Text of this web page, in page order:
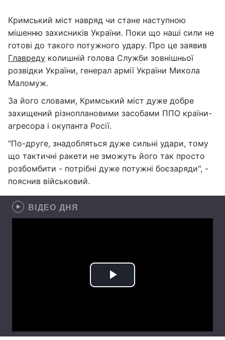
Кримський міст навряд чи стане наступною
мішенню захисників України. Поки що наші сили не
готові до такого потужного удару. Про це заявив
Главреду колишній голова Служби зовнішньої
розвідки України, генерал армії України Микола
Маломуж.
За його словами, Кримський міст дуже добре
захищений різноплановими засобами ППО країни-
агресора і окупанта Росії.
"По-друге, знадобляться дуже сильні удари, тому
що тактичні ракети не зможуть його так просто
розбомбити - потрібні дуже потужні боєзаряди", -
пояснив військовий.
ВІДЕО ДНЯ